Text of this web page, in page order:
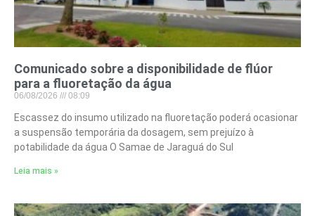
Comunicado sobre a disponibilidade de flúor
para a fluoretação da água
06/08/2026 08:09
Escassez do insumo utilizado na fluoretação poderá ocasionar
a suspensão temporária da dosagem, sem prejuízo à
potabilidade da água O Samae de Jaraguá do Sul
Leia mais »